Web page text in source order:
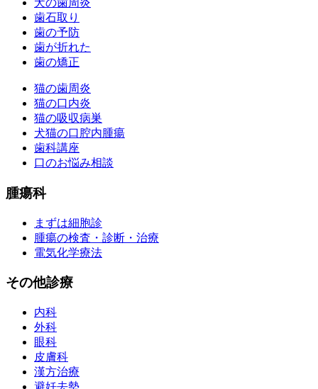
犬の歯周炎
歯石取り
歯の予防
歯が折れた
歯の矯正
猫の歯周炎
猫の口内炎
猫の吸収病巣
犬猫の口腔内腫瘍
歯科講座
口のお悩み相談
腫瘍科
まずは細胞診
腫瘍の検査・診断・治療
電気化学療法
その他診療
内科
外科
眼科
皮膚科
漢方治療